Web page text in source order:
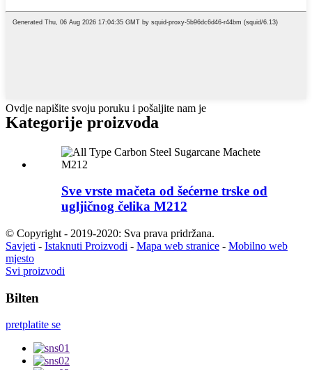
Ovdje napišite svoju poruku i pošaljite nam je
Kategorije proizvoda
Sve vrste mačeta od šećerne trske od
ugljičnog čelika M212
© Copyright - 2019-2020: Sva prava pridržana.
Savjeti - Istaknuti Proizvodi - Mapa web stranice - Mobilno web
mjesto
Svi proizvodi
Bilten
pretplatite se